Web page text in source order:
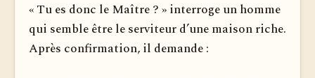
« Tu es donc le Maître ? » interroge un homme
qui semble être le serviteur d’une maison riche.
Après confirmation, il demande :